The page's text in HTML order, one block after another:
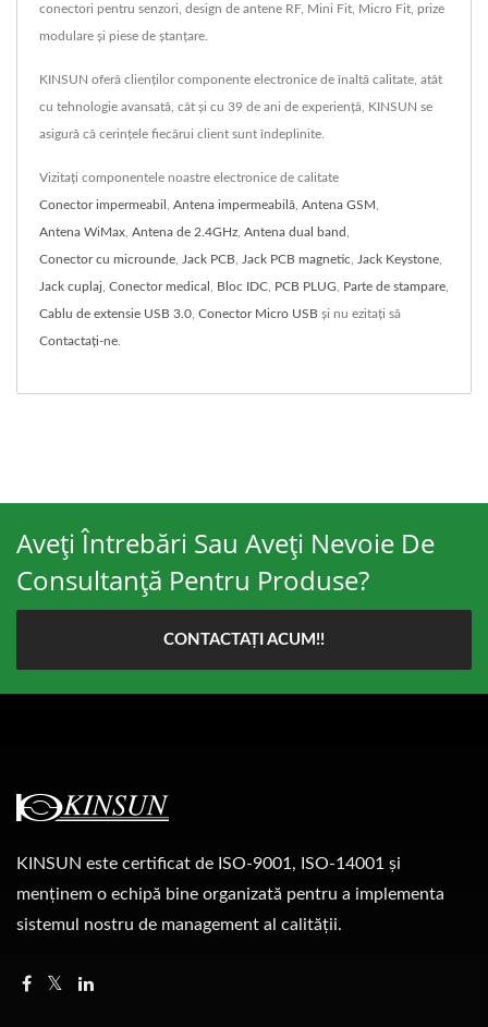
conectori pentru senzori, design de antene RF, Mini Fit, Micro Fit, prize
modulare și piese de ștanțare.
KINSUN oferă clienților componente electronice de înaltă calitate, atât
cu tehnologie avansată, cât și cu 39 de ani de experiență, KINSUN se
asigură că cerințele fiecărui client sunt îndeplinite.
Vizitați componentele noastre electronice de calitate
Conector impermeabil Antena impermeabilă Antena GSM
Antena WiMax Antena de 2.4GHz Antena dual band
Conector cu microunde Jack PCB Jack PCB magnetic Jack Keystone
Jack cuplaj Conector medical Bloc IDC PCB PLUG Parte de stampare
Cablu de extensie USB 3.0 Conector Micro USB și nu ezitați să
Contactați-ne
Aveți Întrebări Sau Aveți Nevoie De
Consultanță Pentru Produse?
CONTACTAȚI ACUM!!
KINSUN este certificat de ISO-9001, ISO-14001 și
menținem o echipă bine organizată pentru a implementa
sistemul nostru de management al calității.